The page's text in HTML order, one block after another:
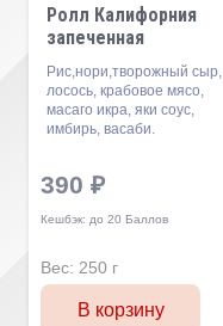
Ролл Калифорния
запеченная
Рис,нори,творожный сыр,
лосось, крабовое мясо,
масаго икра, яки соус,
имбирь, васаби.
390₽
Кешбэк: до 20 Баллов
Вес: 250 г
В корзину